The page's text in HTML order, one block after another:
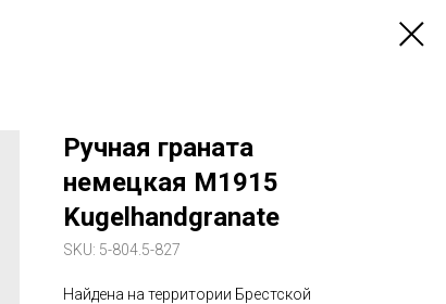
Ручная граната
немецкая M1915
Kugelhandgranate
SKU: 5-804.5-827
Найдена на территории Брестской